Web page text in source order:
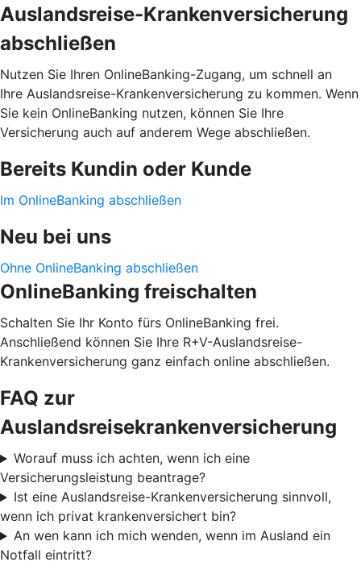
Auslandsreise-Krankenversicherung
abschließen
Nutzen Sie Ihren OnlineBanking-Zugang, um schnell an
Ihre Auslandsreise-Krankenversicherung zu kommen. Wenn
Sie kein OnlineBanking nutzen, können Sie Ihre
Versicherung auch auf anderem Wege abschließen.
Bereits Kundin oder Kunde
Im OnlineBanking abschließen
Neu bei uns
Ohne OnlineBanking abschließen
OnlineBanking freischalten
Schalten Sie Ihr Konto fürs OnlineBanking frei.
Anschließend können Sie Ihre R+V-Auslandsreise-
Krankenversicherung ganz einfach online abschließen.
FAQ zur
Auslandsreisekrankenversicherung
Worauf muss ich achten, wenn ich eine
Versicherungsleistung beantrage?
Ist eine Auslandsreise-Krankenversicherung sinnvoll,
wenn ich privat krankenversichert bin?
An wen kann ich mich wenden, wenn im Ausland ein
Notfall eintritt?